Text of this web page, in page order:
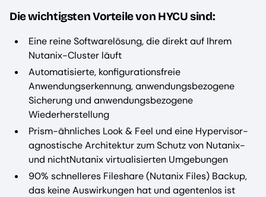
Die wichtigsten Vorteile von HYCU sind:
Eine reine Softwarelösung, die direkt auf Ihrem
Nutanix-Cluster läuft
Automatisierte, konfigurationsfreie
Anwendungserkennung, anwendungsbezogene
Sicherung und anwendungsbezogene
Wiederherstellung
Prism-ähnliches Look & Feel und eine Hypervisor-
agnostische Architektur zum Schutz von Nutanix-
und nichtNutanix virtualisierten Umgebungen
90% schnelleres Fileshare (Nutanix Files) Backup,
das keine Auswirkungen hat und agentenlos ist